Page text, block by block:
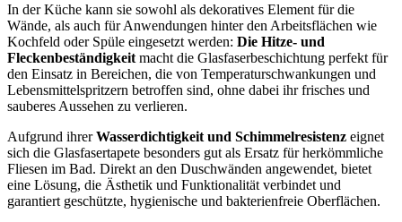
In der Küche kann sie sowohl als dekoratives Element für die
Wände, als auch für Anwendungen hinter den Arbeitsflächen wie
Kochfeld oder Spüle eingesetzt werden: Die Hitze- und
Fleckenbeständigkeit macht die Glasfaserbeschichtung perfekt für
den Einsatz in Bereichen, die von Temperaturschwankungen und
Lebensmittelspritzern betroffen sind, ohne dabei ihr frisches und
sauberes Aussehen zu verlieren.
Aufgrund ihrerWasserdichtigkeit und Schimmelresistenz eignet
sich die Glasfasertapete besonders gut als Ersatz für herkömmliche
Fliesen im Bad. Direkt an den Duschwänden angewendet, bietet
eine Lösung, die Ästhetik und Funktionalität verbindet und
garantiert geschützte, hygienische und bakterienfreie Oberflächen.